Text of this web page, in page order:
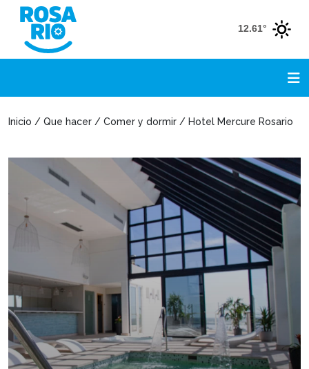
12.61°
Inicio / Que hacer / Comer y dormir / Hotel Mercure Rosario